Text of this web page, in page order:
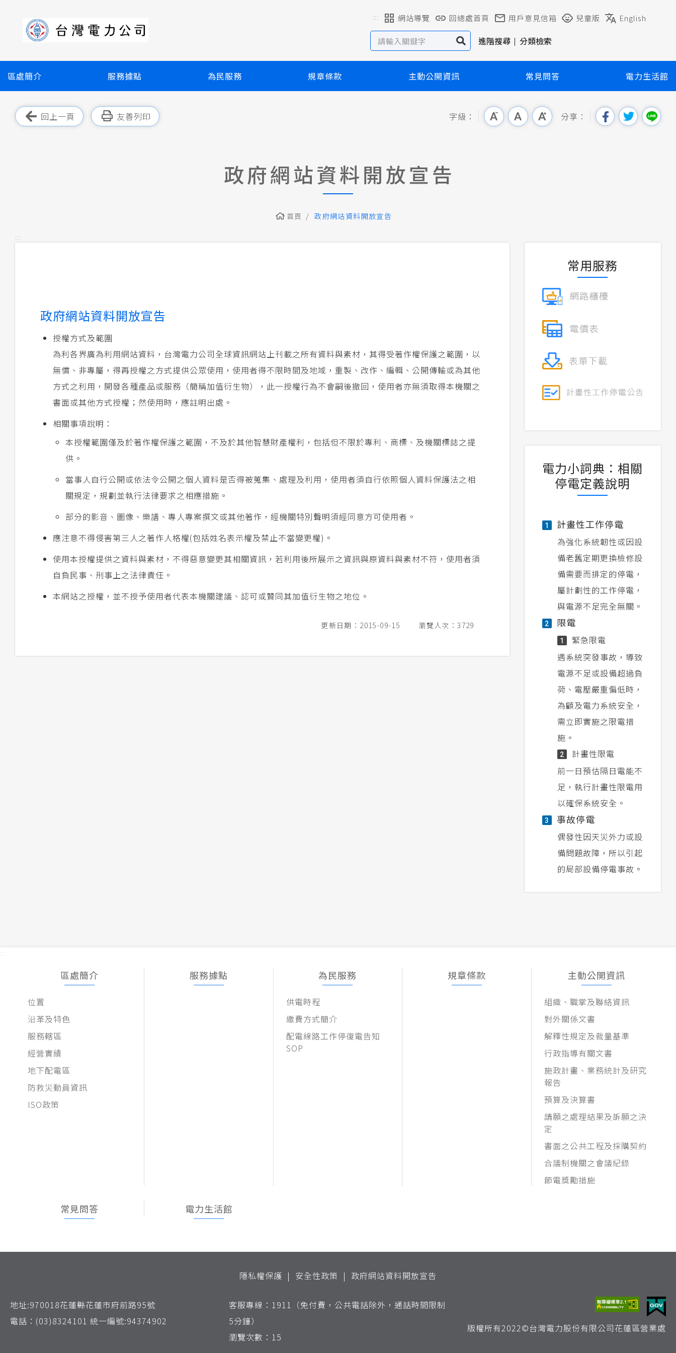
塊
::: 網站導覽 回總處首頁 用戶意見信箱 兒童版 English
進階搜尋 分類檢索
區處簡介 服務據點 為民服務 規章條款 主動公開資訊 常見問答 電力生活館
回上一頁 友善列印 字級： 分享：
政府網站資料開放宣告
首頁 政府網站資料開放宣告
:::
政府網站資料開放宣告
授權方式及範圍
為利各界廣為利用網站資料，台灣電力公司全球資訊網站上刊載之所有資料與素材，其得受著作權保護之範圍，以
無償、非專屬，得再授權之方式提供公眾使用，使用者得不限時間及地域，重製、改作、編輯、公開傳輸或為其他
方式之利用，開發各種產品或服務（簡稱加值衍生物），此一授權行為不會嗣後撤回，使用者亦無須取得本機關之
書面或其他方式授權；然使用時，應註明出處。
相關事項說明：
本授權範圍僅及於著作權保護之範圍，不及於其他智慧財產權利，包括但不限於專利、商標、及機關標誌之提
供。
當事人自行公開或依法令公開之個人資料是否得被蒐集、處理及利用，使用者須自行依照個人資料保護法之相
關規定，規劃並執行法律要求之相應措施。
部分的影音、圖像、樂譜、專人專案撰文或其他著作，經機關特別聲明須經同意方可使用者。
應注意不得侵害第三人之著作人格權(包括姓名表示權及禁止不當變更權)。
使用本授權提供之資料與素材，不得惡意變更其相關資訊，若利用後所展示之資訊與原資料與素材不符，使用者須
自負民事、刑事上之法律責任。
本網站之授權，並不授予使用者代表本機關建議、認可或贊同其加值衍生物之地位。
更新日期：2015-09-15 瀏覽人次：3729
常用服務
電力小詞典：相關
停電定義說明
1 計畫性工作停電
為強化系統韌性或因設
備老舊定期更換檢修設
備需要而排定的停電，
屬計劃性的工作停電，
與電源不足完全無關。
2 限電
1
緊急限電
遇系統突發事故，導致
電源不足或設備超過負
荷、電壓嚴重偏低時，
為顧及電力系統安全，
需立即實施之限電措
施。
2
計畫性限電
前一日預估隔日電能不
足，執行計畫性限電用
以確保系統安全。
3 事故停電
偶發性因天災外力或設
備問題故障，所以引起
的局部設備停電事故。
:::
區處簡介
位置
沿革及特色
服務轄區
經營實績
地下配電區
防救災動員資訊
ISO政策
服務據點 為民服務
供電時程
繳費方式簡介
配電線路工作停復電告知
SOP
規章條款 主動公開資訊
組織、職掌及聯絡資訊
對外關係文書
解釋性規定及裁量基準
行政指導有關文書
施政計畫、業務統計及研究
報告
預算及決算書
請願之處理結果及訴願之決
定
書面之公共工程及採購契約
合議制機關之會議紀錄
節電獎勵措施
常見問答 電力生活館
隱私權保護 安全性政策 政府網站資料開放宣告
地址:970018花蓮縣花蓮市府前路95號
電話：(03)8324101 統一編號:94374902
客服專線：1911（免付費，公共電話除外，通話時間限制
5分鐘）
瀏覽次數：15
版權所有2022©台灣電力股份有限公司花蓮區營業處